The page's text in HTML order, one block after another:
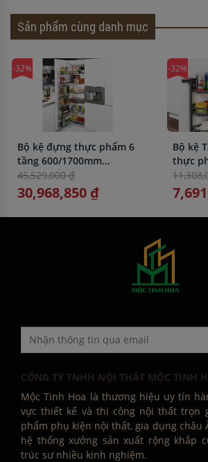
Sản phẩm cùng danh mục
-32%
Bộ kệ đựng thực phẩm 6
tầng 600/1700mm
TANDEM Hafele
545.94.652
45,529,000 ₫
30,968,850 ₫
-32%
Bộ kệ
thực
CÔNG TY TNHH NỘI THẤT MỘC TINH
Mộc Tinh Hoa là thương hiệu uy tín
vực thiết kế và thi công nội thất trọn
phẩm phụ kiện nội thất, gia dụng châu
hệ thống xưởng sản xuất rộng khắp
trúc sư nhiều kinh nghiệm.